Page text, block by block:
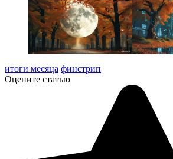
итоги месяца финстрип
Оцените статью